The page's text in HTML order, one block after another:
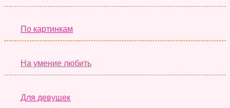
По картинкам
На умение любить
Для девушек